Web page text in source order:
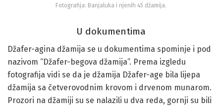
Fotografija: Banjaluka i njenih 45 džamija.
U dokumentima
Džafer-agina džamija se u dokumentima spominje i pod
nazivom “Džafer-begova džamija”. Prema izgledu
fotografija vidi se da je džamija Džafer-age bila lijepa
džamija sa četverovodnim krovom i drvenom munarom.
Prozori na džamiji su se nalazili u dva reda, gornji su bili